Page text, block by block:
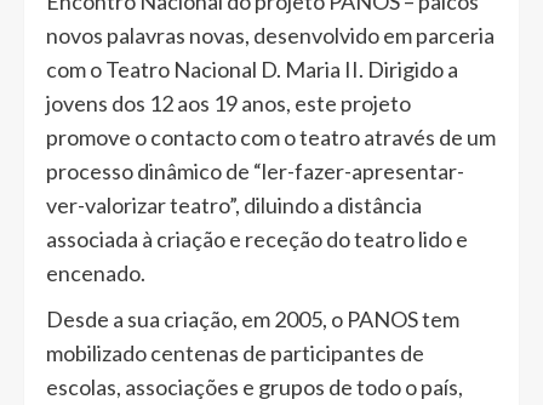
novos palavras novas, desenvolvido em parceria
com o Teatro Nacional D. Maria II. Dirigido a
jovens dos 12 aos 19 anos, este projeto
promove o contacto com o teatro através de um
processo dinâmico de “ler-fazer-apresentar-
ver-valorizar teatro”, diluindo a distância
associada à criação e receção do teatro lido e
encenado.
Desde a sua criação, em 2005, o PANOS tem
mobilizado centenas de participantes de
escolas, associações e grupos de todo o país,